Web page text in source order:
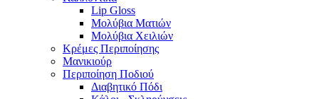
Lip Gloss
Μολύβια Ματιών
Μολύβια Χειλιών
Κρέμες Περιποίησης
Μανικιούρ
Περιποίηση Ποδιού
Διαβητικό Πόδι